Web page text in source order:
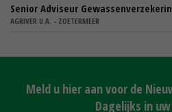
Senior Adviseur
AGRIVER U.A. - ZOETERMEER
Meld u hier aan voor de
Dagelijks in